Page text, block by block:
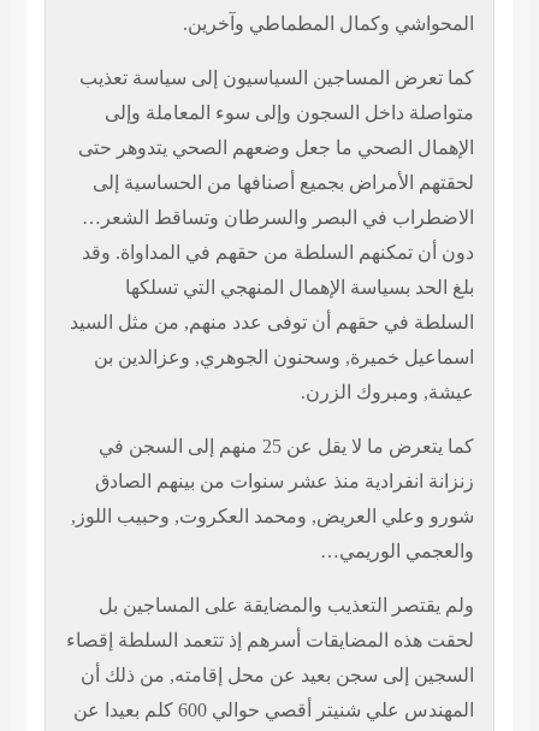
المحواشي وكمال المطماطي وآخرين.
كما تعرض المساجين السياسيون إلى سياسة تعذيب
متواصلة داخل السجون وإلى سوء المعاملة وإلى
الإهمال الصحي ما جعل وضعهم الصحي يتدوهر حتى
لحقتهم الأمراض بجميع أصنافها من الحساسية إلى
الاضطراب في البصر والسرطان وتساقط الشعر…
دون أن تمكنهم السلطة من حقهم في المداواة. وقد
بلغ الحد بسياسة الإهمال المنهجي التي تسلكها
السلطة في حقهم أن توفى عدد منهم, من مثل السيد
اسماعيل خميرة, وسحنون الجوهري, وعزالدين بن
عيشة, ومبروك الزرن.
كما يتعرض ما لا يقل عن 25 منهم إلى السجن في
زنزانة انفرادية منذ عشر سنوات من بينهم الصادق
شورو وعلي العريض, ومحمد العكروت, وحبيب اللوز,
والعجمي الوريمي…
ولم يقتصر التعذيب والمضايقة على المساجين بل
لحقت هذه المضايقات أسرهم إذ تتعمد السلطة إقصاء
السجين إلى سجن بعيد عن محل إقامته, من ذلك أن
المهندس علي شنيتر أقصي حوالي 600 كلم بعيدا عن